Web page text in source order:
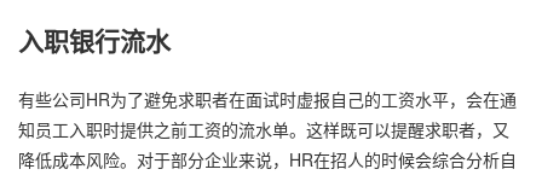
入职银行流水
有些公司HR为了避免求职者在面试时虚报自己的工资水平，会在通
知员工入职时提供之前工资的流水单。这样既可以提醒求职者，又
降低成本风险。对于部分企业来说，HR在招人的时候会综合分析自